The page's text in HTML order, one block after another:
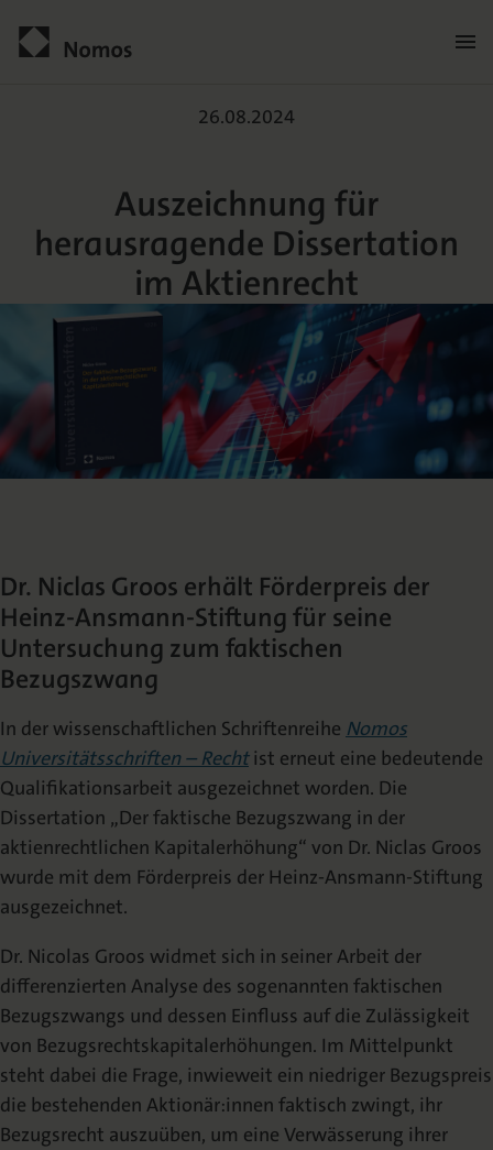
Ansprechpartner:innen
Das Lektorat
Neuigkeiten & Aktuelles
Karriere
Termine
Nomos für Sie vor Ort
Online und Live
Programm
Rechtswissenschaft
Sozialwissenschaften
Geisteswissenschaften
Inlibra
Die digitale Bibliothek
Blog
rund um Ihre Publikation
Open Access
Service
Presse
Presse & Rezensionswesen
Dozentenservice
Belegexemplar für Lehrende
Mediadaten
Kataloge
Aktuelle Prospekte zum Download
Häufige Fragen
Shop
Podcast
Kontakt
Auszeichnung für
26.08.2024
Auszeichnung für
herausragende Dissertation
im Aktienrecht
Dr. Niclas Groos erhält Förderpreis der
Heinz-Ansmann-Stiftung für seine
Untersuchung zum faktischen
Bezugszwang
In der wissenschaftlichen Schriftenreihe Nomos
Universitätsschriften – Rechtist erneut eine bedeutende
Qualifikationsarbeit ausgezeichnet worden. Die
Dissertation „Der faktische Bezugszwang in der
aktienrechtlichen Kapitalerhöhung“ von Dr. Niclas Groos
wurde mit dem Förderpreis der Heinz-Ansmann-Stiftung
ausgezeichnet.
Dr. Nicolas Groos widmet sich in seiner Arbeit der
differenzierten Analyse des sogenannten faktischen
Bezugszwangs und dessen Einfluss auf die Zulässigkeit
von Bezugsrechtskapitalerhöhungen. Im Mittelpunkt
steht dabei die Frage, inwieweit ein niedriger Bezugspreis
die bestehenden Aktionär:innen faktisch zwingt, ihr
Bezugsrecht auszuüben, um eine Verwässerung ihrer